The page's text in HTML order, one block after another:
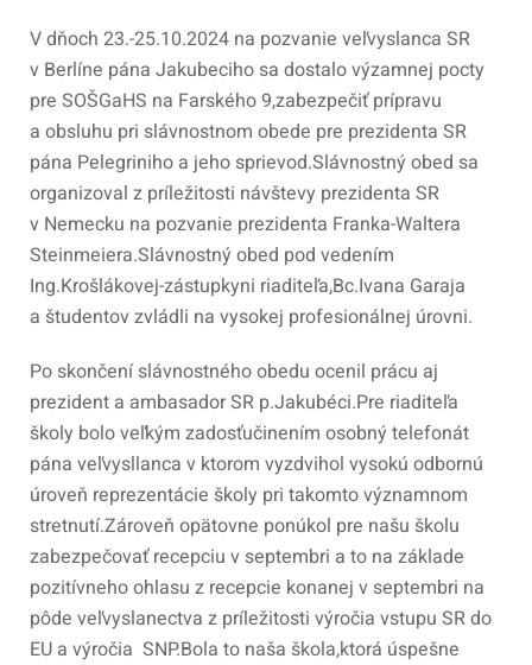
V dňoch 23.-25.10.2024 na pozvanie veľvyslanca SR
v Berlíne pána Jakubeciho sa dostalo výzamnej pocty
pre SOŠGaHS na Farského 9,zabezpečiť prípravu
a obsluhu pri slávnostnom obede pre prezidenta SR
pána Pelegriniho a jeho sprievod.Slávnostný obed sa
organizoval z príležitosti návštevy prezidenta SR
v Nemecku na pozvanie prezidenta Franka-Waltera
Steinmeiera.Slávnostný obed pod vedením
Ing.Krošlákovej-zástupkyni riaditeľa,Bc.Ivana Garaja
a študentov zvládli na vysokej profesionálnej úrovni.
Po skončení slávnostného obedu ocenil prácu aj
prezident a ambasador SR p.Jakubéci.Pre riaditeľa
školy bolo veľkým zadosťučinením osobný telefonát
pána veľvysllanca v ktorom vyzdvihol vysokú odbornú
úroveň reprezentácie školy pri takomto významnom
stretnutí.Zároveň opätovne ponúkol pre našu školu
zabezpečovať recepciu v septembri a to na základe
pozitívneho ohlasu z recepcie konanej v septembri na
pôde veľvyslanectva z príležitosti výročia vstupu SR do
EU a výročia SNP.Bola to naša škola,ktorá úspešne